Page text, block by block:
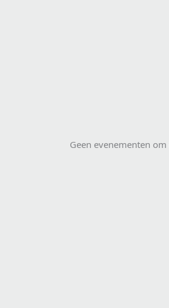
Geen evenementen